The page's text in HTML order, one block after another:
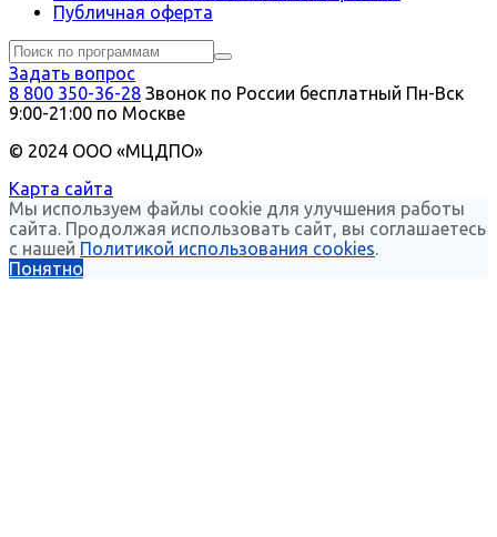
Публичная оферта
Задать вопрос
8 800 350-36-28 Звонок по России бесплатный Пн-Вск
9:00-21:00 по Москве
© 2024 ООО «МЦДПО»
Карта сайта
Мы используем файлы cookie для улучшения работы
сайта. Продолжая использовать сайт, вы соглашаетесь
с нашей Политикой использования cookies.
Понятно